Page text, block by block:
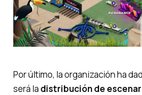
Por último, la organización ha
será la distribución de